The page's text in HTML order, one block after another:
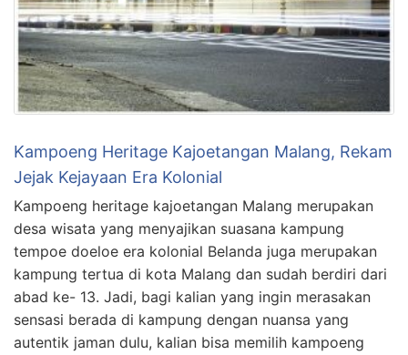
Kampoeng Heritage Kajoetangan Malang, Rekam
Jejak Kejayaan Era Kolonial
Kampoeng heritage kajoetangan Malang merupakan
desa wisata yang menyajikan suasana kampung
tempoe doeloe era kolonial Belanda juga merupakan
kampung tertua di kota Malang dan sudah berdiri dari
abad ke- 13. Jadi, bagi kalian yang ingin merasakan
sensasi berada di kampung dengan nuansa yang
autentik jaman dulu, kalian bisa memilih kampoeng